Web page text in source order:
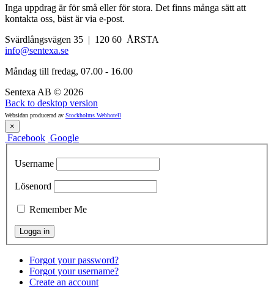
Inga uppdrag är för små eller för stora. Det finns många sätt att
kontakta oss, bäst är via e-post.
Svärdlångsvägen 35 | 120 60 ÅRSTA
info@sentexa.se
Måndag till fredag, 07.00 - 16.00
Sentexa AB © 2026
Back to desktop version
Websidan producerad av Stockholms Webhotell
×
Facebook Google
Username
Lösenord
Remember Me
Forgot your password?
Forgot your username?
Create an account